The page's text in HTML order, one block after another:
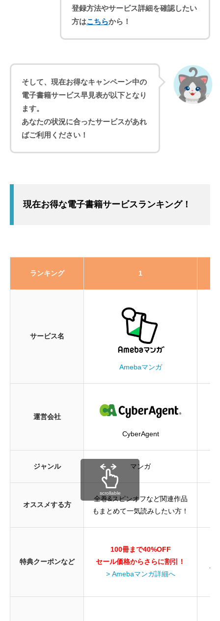
登録方法やサービス詳細を確認したい
方はこちらから！
そして、現在お得なキャンペーン中の
電子書籍サービス早見表が以下となり
ます。
あなたの状況に合ったサービスがあれ
ばご利用ください！
現在お得な電子書籍サービスランキング！
ランキング 1
サービス名
Amebaマンガ
運営会社
CyberAgent
ジャンル マンガ
オススメする方
全巻&スピンオフなど関連作品
もまとめて一気読みしたい方！
特典クーポンなど
100冊まで40%OFF
セール価格からさらに割引！
> Amebaマンガ詳細へ
セ
scrollable